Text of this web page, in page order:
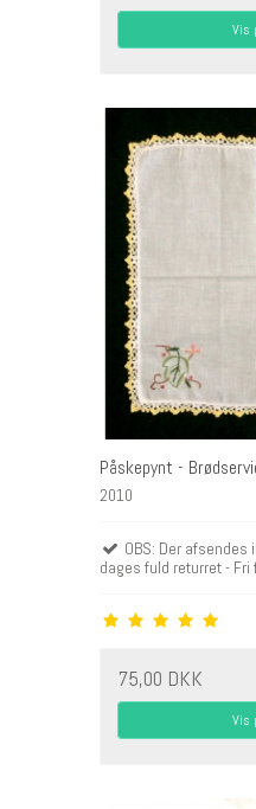
Vis
Påskepynt -
2010
OBS: Der afsendes
dages fuld returret - Fri
75,00 DKK
Vis